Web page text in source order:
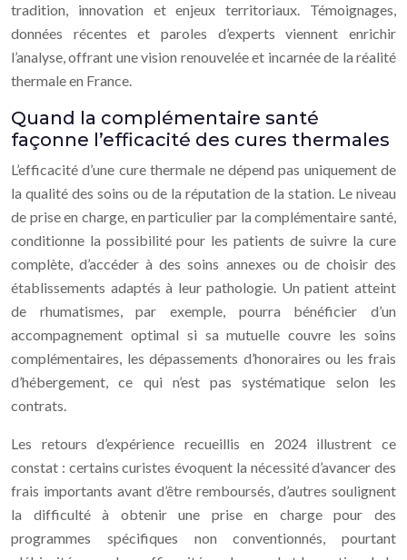
tradition, innovation et enjeux territoriaux. Témoignages,
données récentes et paroles d’experts viennent enrichir
l’analyse, offrant une vision renouvelée et incarnée de la réalité
thermale en France.
Quand la complémentaire santé
façonne l’efficacité des cures thermales
L’efficacité d’une cure thermale ne dépend pas uniquement de
la qualité des soins ou de la réputation de la station. Le niveau
de prise en charge, en particulier par la complémentaire santé,
conditionne la possibilité pour les patients de suivre la cure
complète, d’accéder à des soins annexes ou de choisir des
établissements adaptés à leur pathologie. Un patient atteint
de rhumatismes, par exemple, pourra bénéficier d’un
accompagnement optimal si sa mutuelle couvre les soins
complémentaires, les dépassements d’honoraires ou les frais
d’hébergement, ce qui n’est pas systématique selon les
contrats.
Les retours d’expérience recueillis en 2024 illustrent ce
constat : certains curistes évoquent la nécessité d’avancer des
frais importants avant d’être remboursés, d’autres soulignent
la difficulté à obtenir une prise en charge pour des
programmes spécifiques non conventionnés, pourtant